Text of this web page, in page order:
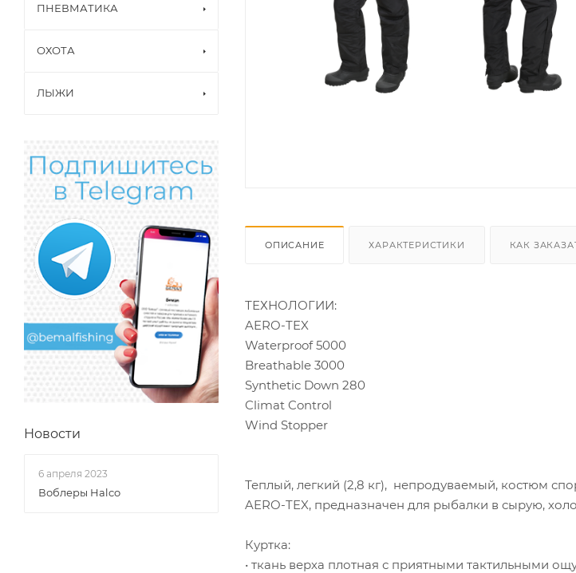
ОПИСАНИЕ ХАРАКТЕРИСТИКИ КАК
ТЕХНОЛОГИИ:
AERO-TEX
Waterproof 5000
Breathable 3000
Synthetic Down 280
Climat Control
Wind Stopper
Теплый, легкий (2,8 кг), непродуваемый, костюм
AERO-TEX, предназначен для рыбалки в сырую,
Куртка:
• ткань верха плотная с приятными тактильными
ПНЕВМАТИКА
ОХОТА
ЛЫЖИ
Новости
6 апреля 2023
Воблеры Halco